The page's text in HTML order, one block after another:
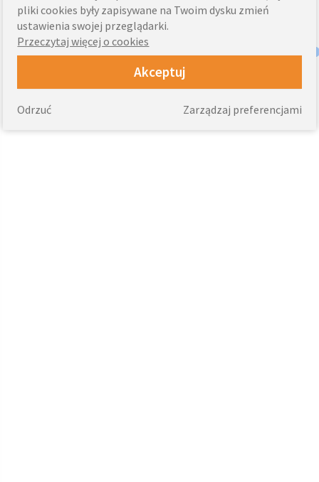
pliki cookies były zapisywane na Twoim dysku zmień
ustawienia swojej przeglądarki.
Przeczytaj więcej o cookies
Akceptuj
Zarządzaj preferencjami
Odrzuć